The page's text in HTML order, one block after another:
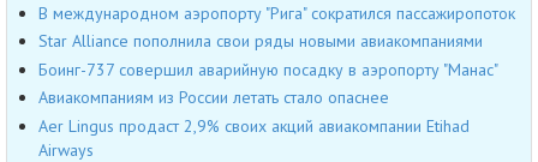
В международном аэропорту "Рига" сократился пассажиропоток
Star Alliance пополнила свои ряды новыми авиакомпаниями
Боинг-737 совершил аварийную посадку в аэропорту "Манас"
Авиакомпаниям из России летать стало опаснее
Aer Lingus продаст 2,9% своих акций авиакомпании Etihad
Airways